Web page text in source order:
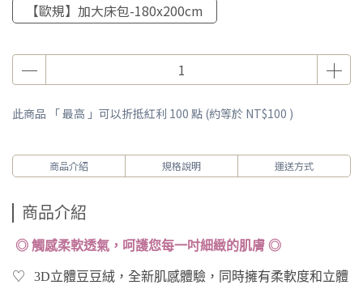
【歐規】加大床包-180x200cm
此商品 「 最高 」可以折抵紅利 100 點 (約等於 NT$100 )
商品介紹 規格說明 運送方式
商品介紹
◎ 觸感柔軟透氣，呵護您每一吋細緻的肌膚 ◎
♡
3D立體豆豆絨，全新肌感體驗，同時擁有柔軟度和立體